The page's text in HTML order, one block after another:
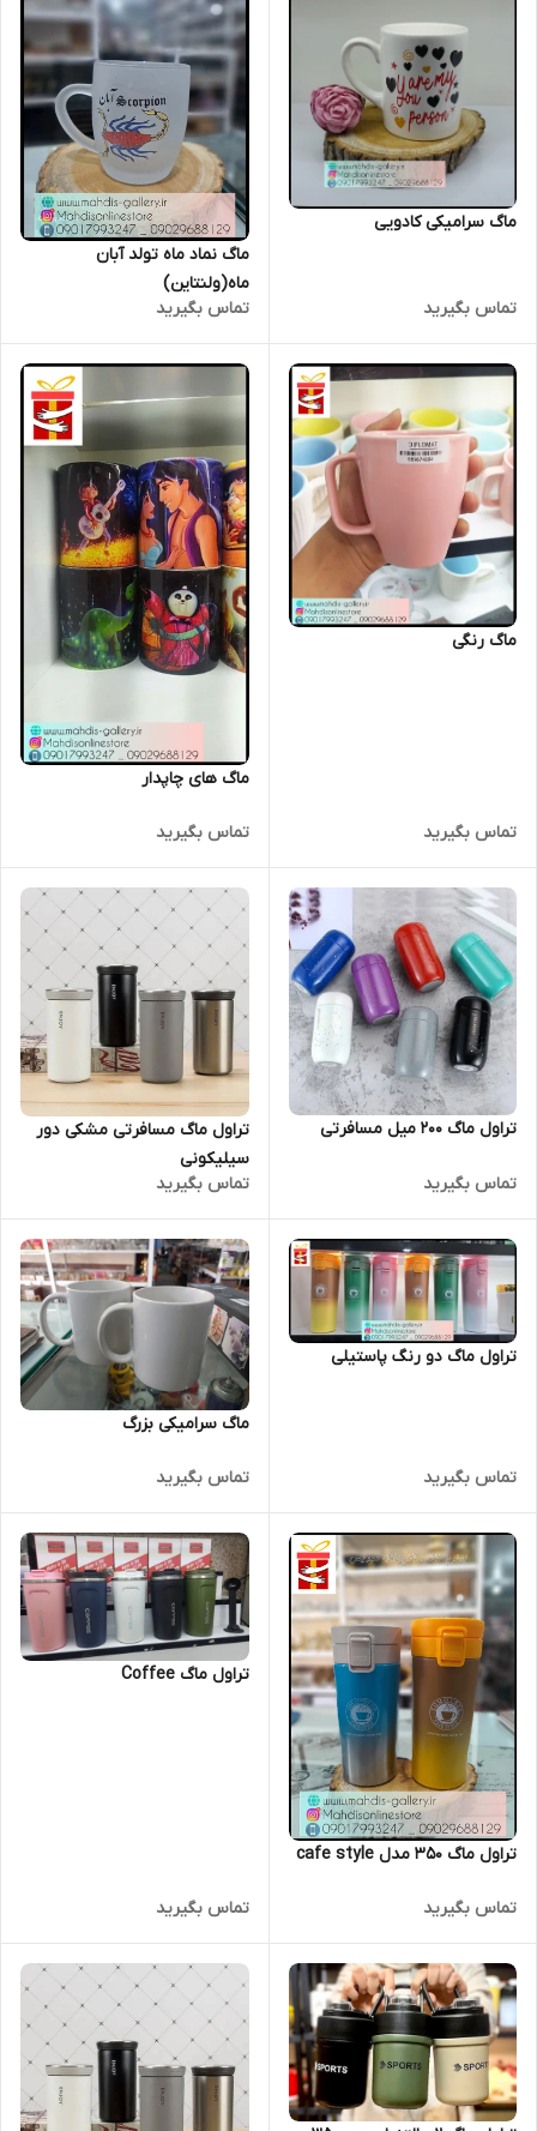
ماگ سرامیکی کادویی
تماس بگیرید
ماگ نماد ماه تولد آبان
ماه(ولنتاین)
تماس بگیرید
ماگ رنگی
تماس بگیرید
ماگ های چاپدار
تماس بگیرید
تراول ماگ 200 میل مسافرتی
تماس بگیرید
تراول ماگ مسافرتی مشکی دور
سیلیکونی
تماس بگیرید
تراول ماگ دو رنگ پاستیلی
تماس بگیرید
ماگ سرامیکی بزرگ
تماس بگیرید
تراول ماگ 350 مدل cafe style
تماس بگیرید
تراول ماگ Coffee
تماس بگیرید